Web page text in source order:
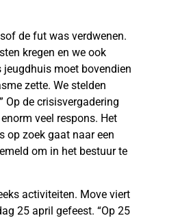
de fut was verdwenen.
kregen en we ook
jeugdhuis moet bovendien
zette. We stelden
de crisisvergadering
veel respons. Het
op zoek gaat naar een
om in het bestuur te
activiteiten. Move viert
25 april gefeest. “Op 25